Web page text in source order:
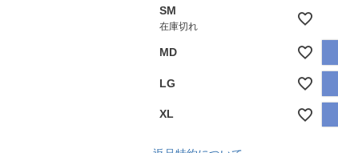
SM
在庫切れ
MD
LG
XL